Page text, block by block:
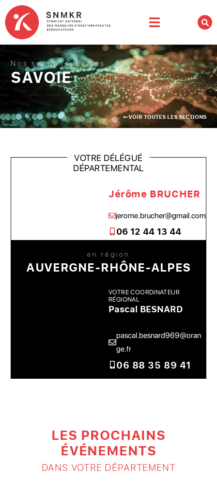
Nos sections locales
SAVOIE
VOIR TOUTES LES SECTIONS
VOTRE DÉLÉGUÉ
DÉPARTEMENTAL
Jérôme BRUCHER
jerome.brucher@gmail.com
06 12 44 13 44
en région
AUVERGNE-RHÔNE-ALPES
VOTRE COORDINATEUR
RÉGIONAL
Pascal BESNARD
pascal.besnard969@oran
ge.fr
06 88 35 89 41
LES PROCHAINS
ÉVÉNEMENTS
DANS VOTRE DÉPARTEMENT